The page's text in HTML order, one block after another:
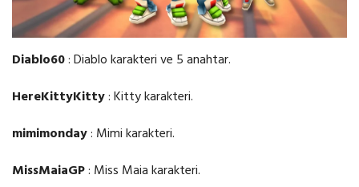
Diablo60: Diablo karakteri ve 5 anahtar.
HereKittyKitty: Kitty karakteri.
mimimonday: Mimi karakteri.
MissMaiaGP: Miss Maia karakteri.